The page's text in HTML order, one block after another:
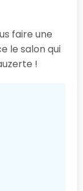
faire une
le salon qui
!